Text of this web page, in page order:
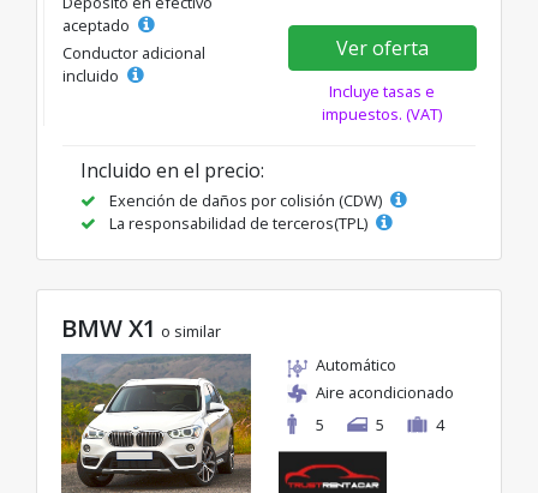
aceptado
Conductor adicional
incluido
Ver oferta
Incluye tasas e
impuestos. (VAT)
Incluido en el precio:
Exención de daños por colisión (CDW)
La responsabilidad de terceros(TPL)
BMW X1 o similar
Automático
Aire acondicionado
5
5 4